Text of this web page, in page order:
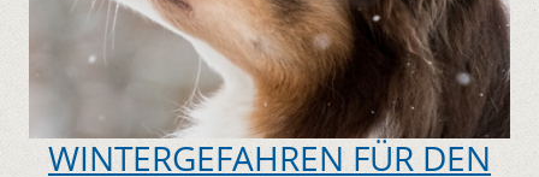
WINTERGEFAHREN FÜR DEN